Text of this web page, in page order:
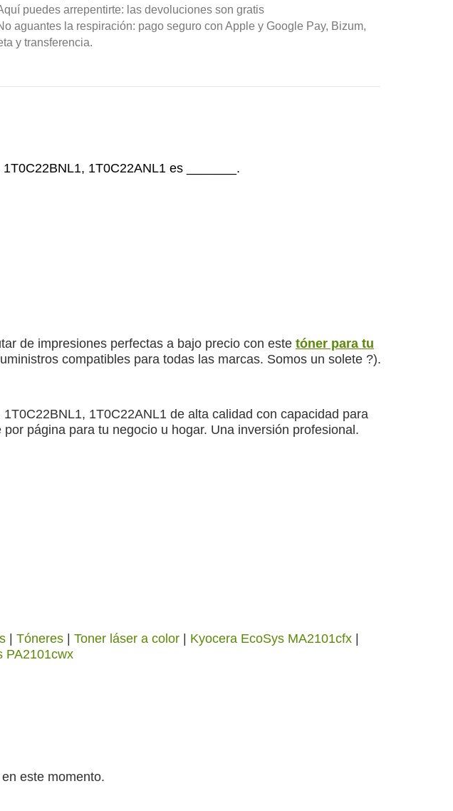
puedes arrepentirte: las devoluciones son gratis
aguantes la respiración: pago seguro con Apple y Google Pay, Bizum,
y transferencia.
1T0C22ANL1 es _______.
de impresiones perfectas a bajo precio con este tóner para tu
compatibles para todas las marcas. Somos un solete ?).
1T0C22ANL1 de alta calidad con capacidad para
página para tu negocio u hogar. Una inversión profesional.
Tóneres Toner láser a color Kyocera EcoSys MA2101cfx
PA2101cwx
este momento.